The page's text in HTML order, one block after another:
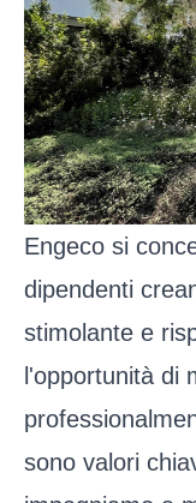
Engeco si
dipendenti
stimolante e
l'opportunità di
sono valori